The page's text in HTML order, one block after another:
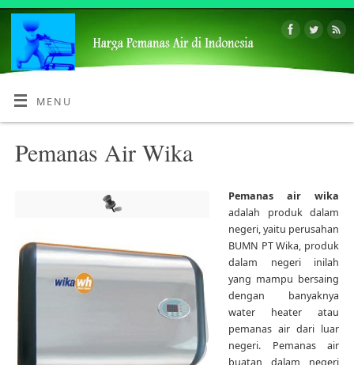
MENU
Pemanas Air Wika
Pemanas air wika
adalah produk dalam
negeri, yaitu perusahan
BUMN PT Wika, produk
dalam negeri inilah
yang mampu bersaing
dengan banyaknya
water heater atau
pemanas air dari luar
negeri. Pemanas air
buatan dalam negeri